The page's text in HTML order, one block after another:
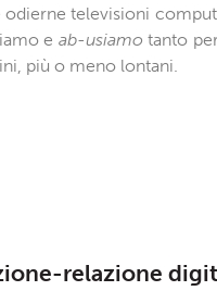
televisioni
e ab-usiamotanto
più o meno lontani.
relazione